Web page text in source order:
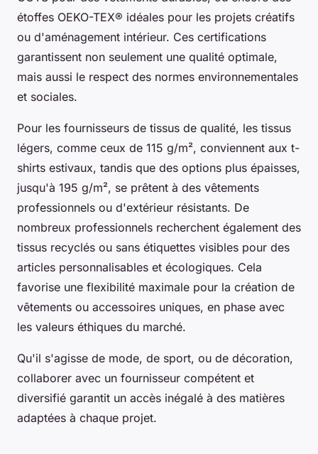
étoffes OEKO-TEX® idéales pour les projets créatifs
ou d'aménagement intérieur. Ces certifications
garantissent non seulement une qualité optimale,
mais aussi le respect des normes environnementales
et sociales.
Pour les fournisseurs de tissus de qualité, les tissus
légers, comme ceux de 115 g/m², conviennent aux t-
shirts estivaux, tandis que des options plus épaisses,
jusqu'à 195 g/m², se prêtent à des vêtements
professionnels ou d'extérieur résistants. De
nombreux professionnels recherchent également des
tissus recyclés ou sans étiquettes visibles pour des
articles personnalisables et écologiques. Cela
favorise une flexibilité maximale pour la création de
vêtements ou accessoires uniques, en phase avec
les valeurs éthiques du marché.
Qu'il s'agisse de mode, de sport, ou de décoration,
collaborer avec un fournisseur compétent et
diversifié garantit un accès inégalé à des matières
adaptées à chaque projet.